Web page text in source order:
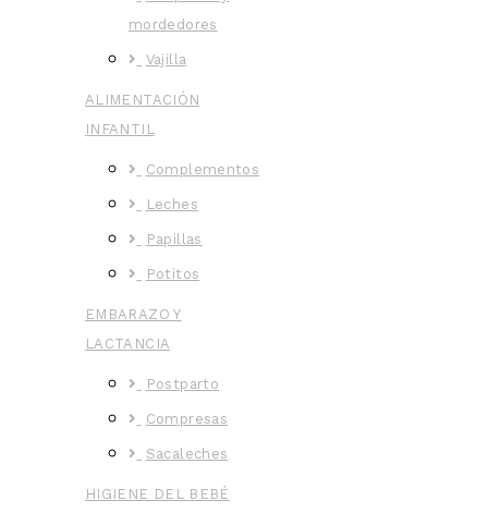
mordedores
Vajilla
ALIMENTACIÓN
INFANTIL
Complementos
Leches
Papillas
Potitos
EMBARAZO Y
LACTANCIA
Postparto
Compresas
Sacaleches
HIGIENE DEL BEBÉ